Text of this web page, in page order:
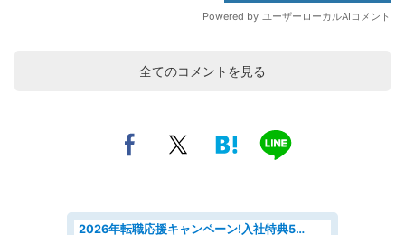
全てのコメントを見る
2026年転職応援キャンペーン!入社特典58万円/デンソーで働こう!自動車工場で小型部品の検査業務 denso aichi